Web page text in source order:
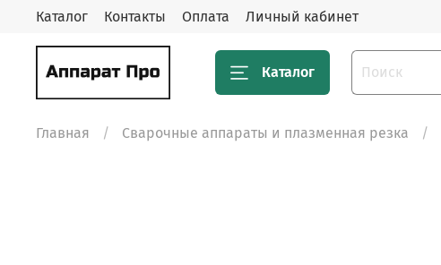
Каталог Контакты Оплата Личный кабинет
Каталог
Главная Сварочные аппараты и плазменная резка